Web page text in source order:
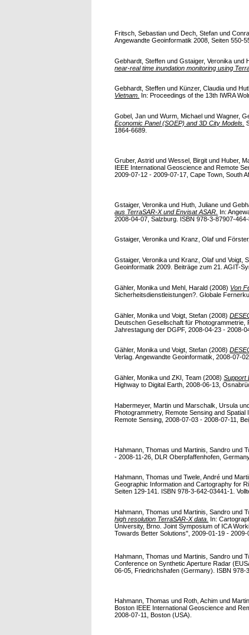
Fritsch, Sebastian undDech, Stefan und
Angewandte Geoinformatik 2008, Seiten 550-
Gebhardt, Steffen undGstaiger, Veronika und
near-real time inundation monitoring using
Gebhardt, Steffen und Künzer, Claudia und
Vietnam.
In: Proceedings of the 13th IWRA
Gobel, Jan undWurm, Michael undWagner,
Economic Panel (SOEP) and 3D City Models.
1864-6689.
Gruber, Astrid undWessel, Birgit undHuber,
IEEE International Geoscience and Remote
2009-07-12 - 2009-07-17, Cape Town, South
Gstaiger, Veronika undHuth, Juliane und
aus TerraSAR-X und Envisat ASAR. In:
2008-04-07, Salzburg. ISBN 978-3-87907-464-
Gstaiger, Veronika und Kranz, Olaf und
Gstaiger, Veronika undKranz, Olaf undVoigt,
Geoinformatik 2009. Beiträge zum 21. AGIT-
Gähler, Monika undMehl, Harald (2008) Von
Sicherheitsdienstleistungen?. Globale
Gähler, Monika undVoigt, Stefan (2008)
Deutschen Gesellschaft für Photogrammetrie,
Jahrestagung der DGPF, 2008-04-23 - 2008-
Gähler, Monika undVoigt, Stefan (2008)
Verlag. Angewandte Geoinformatik, 2008-07-
Gähler, Monika undZKI, Team (2008)Support
Highway to Digital Earth, 2008-06-13,
Habermeyer, Martin undMarschalk, Ursula
Photogrammetry, Remote Sensing and
Remote Sensing, 2008-07-03 - 2008-07-11,
Hahmann, Thomas undMartinis, Sandro und
- 2008-11-26, DLR Oberpfaffenhofen,
Hahmann, Thomas undTwele, André und
Geographic Information and Cartography for
Seiten 129-141. ISBN 978-3-642-03441-1.
Hahmann, Thomas undMartinis, Sandro und
high resolution TerraSAR-X data. In:
University, Brno. Joint Symposium of ICA
Towards Better Solutions", 2009-01-19 -
Hahmann, Thomas undMartinis, Sandro und
Conference on Synthetic Aperture Radar
06-05, Friedrichshafen (Germany). ISBN 978-
Hahmann, Thomas undRoth, Achim und
Boston IEEE International Geoscience and
2008-07-11, Boston (USA).